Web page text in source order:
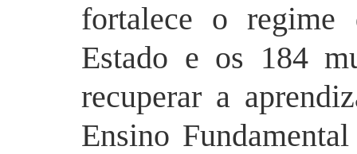
fortalece o regime
Estado e os 184
recuperar a
Ensino